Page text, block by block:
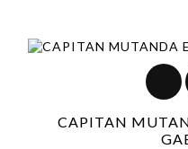
CAPITAN